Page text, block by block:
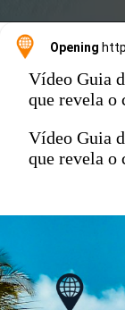
Opening
Vídeo Guia
que revela o
Vídeo Guia
que revela o